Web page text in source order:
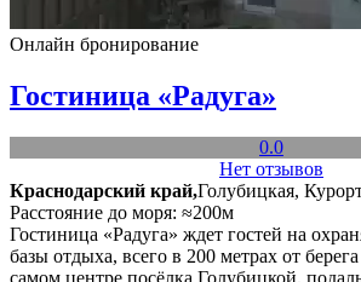
Онлайн бронирование
Гостиница «Радуга»
0.0
Нет отзывов
Краснодарский край,Голубицкая,
Расстояние до моря: ≈200м
Гостиница «Радуга» ждет гостей на
базы отдыха, всего в 200 метрах от